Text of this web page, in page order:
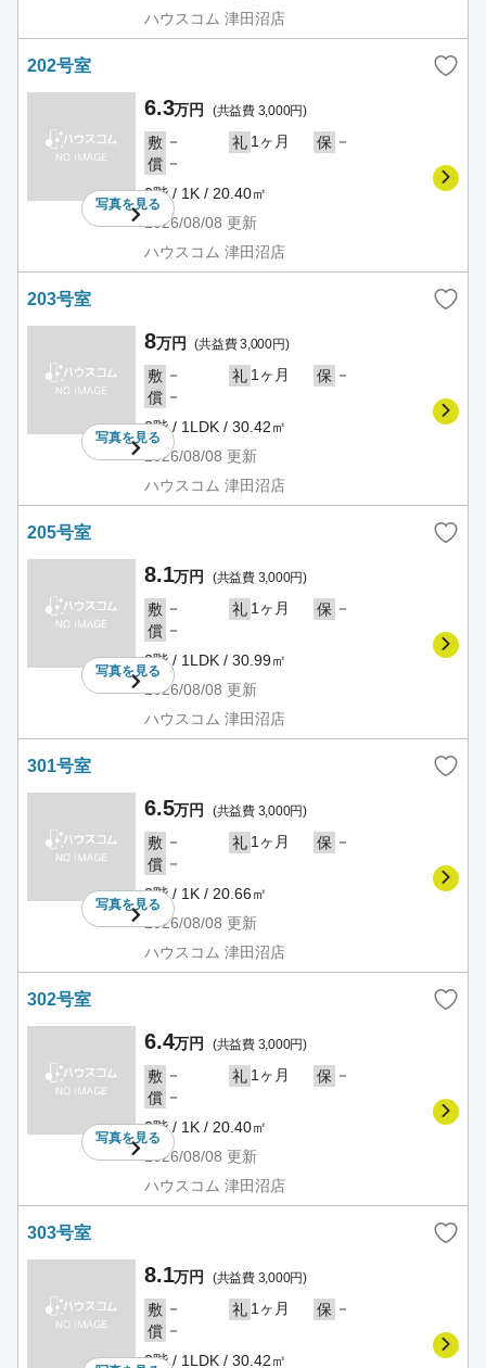
ハウスコム 津田沼店
202号室
写真を見る
6.3万円 (共益費 3,000円)
敷 － 礼 1ヶ月 保 －
償 －
2階 / 1K / 20.40㎡
2026/08/08 更新
ハウスコム 津田沼店
203号室
写真を見る
8万円 (共益費 3,000円)
敷 － 礼 1ヶ月 保 －
償 －
2階 / 1LDK / 30.42㎡
2026/08/08 更新
ハウスコム 津田沼店
205号室
写真を見る
8.1万円 (共益費 3,000円)
敷 － 礼 1ヶ月 保 －
償 －
2階 / 1LDK / 30.99㎡
2026/08/08 更新
ハウスコム 津田沼店
301号室
写真を見る
6.5万円 (共益費 3,000円)
敷 － 礼 1ヶ月 保 －
償 －
3階 / 1K / 20.66㎡
2026/08/08 更新
ハウスコム 津田沼店
302号室
写真を見る
6.4万円 (共益費 3,000円)
敷 － 礼 1ヶ月 保 －
償 －
3階 / 1K / 20.40㎡
2026/08/08 更新
ハウスコム 津田沼店
303号室
8.1万円 (共益費 3,000円)
敷 － 礼 1ヶ月 保 －
償 －
3階 / 1LDK / 30.42㎡